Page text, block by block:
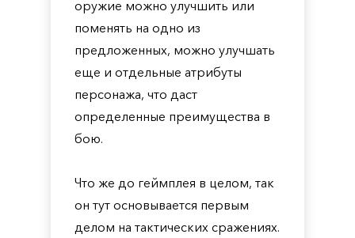
оружие можно улучшить или
поменять на одно из
предложенных, можно улучшать
еще и отдельные атрибуты
персонажа, что даст
определенные преимущества в
бою.
Что же до геймплея в целом, так
он тут основывается первым
делом на тактических сражениях.